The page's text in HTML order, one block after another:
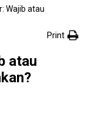
Wajib atau
Print
atau